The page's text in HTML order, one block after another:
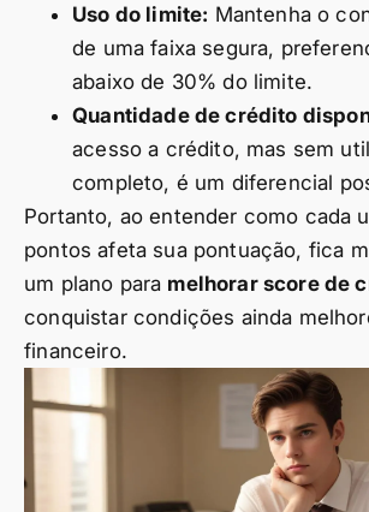
Uso do limite: Mantenha o
de uma faixa segura,
abaixo de 30% do limite.
Quantidade de crédito
acesso a crédito, mas sem
completo, é um diferencial
Portanto, ao entender como cada
pontos afeta sua pontuação, fica
um plano para melhorar score de
conquistar condições ainda
financeiro.